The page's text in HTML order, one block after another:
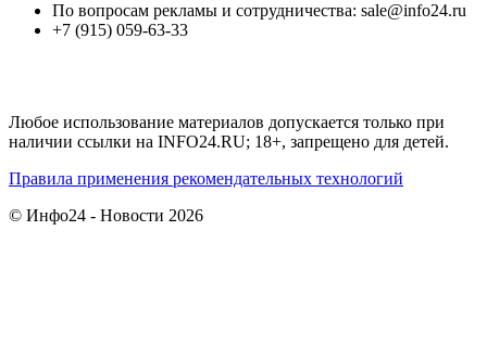
По вопросам рекламы и сотрудничества: sale@info24.ru
+7 (915) 059-63-33
Любое использование материалов допускается только при
наличии ссылки на INFO24.RU; 18+, запрещено для детей.
Правила применения рекомендательных технологий
© Инфо24 - Новости 2026